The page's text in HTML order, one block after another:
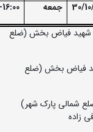
30/ جمعه
شهید فیاض بخش (ضلع
فیاض بخش (ضلع
شمالی پارک شهر)
زاده